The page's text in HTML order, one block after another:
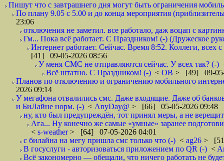
Пишут что с завтрашнего дня могут быть ограничения
По плану 9.05 с 5.00 и до конца мероприятия
23:06
отключения не заметил. все работало, даж воцап с
Гм... Пока всё работает. С Праздником! (-) (Дружеское
Интернет работает. Сейчас. Время 8:52. Коллеги,
[41] 09-05-2026 08:56
У меня СМС не отправляются сейчас. У всех так? (-)
Всё штатно. С Праздником! (-) < ОВ > [49] 09-05-
Планов по отключению и ограничению мобильного
2026 09:14
У мегафона отвалились смс. Даже входящие. Даже об
и БиЛайне норм. (-) < AnyDay@ > [66] 05-05-2026 09:48
ну, кто был предупреждён, тот принял меры, а не
Ага... Ну конечно же самые «умные» заранее
< s-weather> [64] 07-05-2026 04:01
с билайна на мегу пришла смс только что (-) < ag26 >
В госуслуги - авторизоваться приложением по QR (-) <
Всё закономерно — обещали, что ничего работать не